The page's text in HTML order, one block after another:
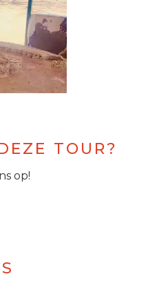
TOUR?
op!